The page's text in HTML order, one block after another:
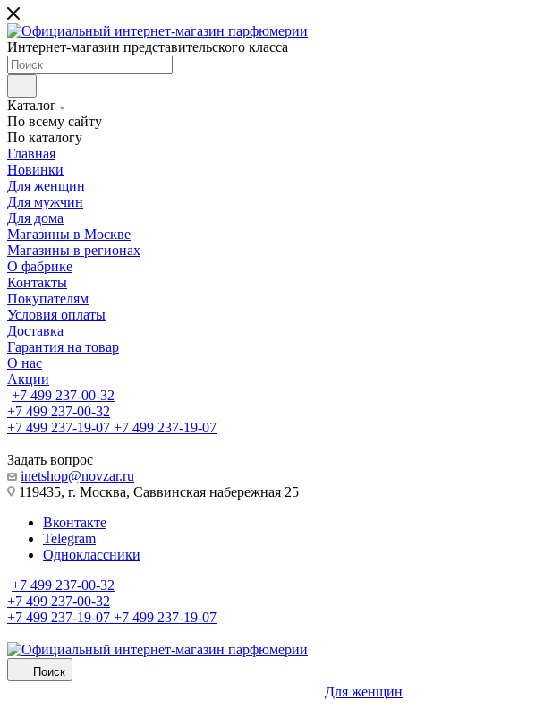
Интернет-магазин представительского класса
Каталог
По всему сайту
По каталогу
Главная
Новинки
Для женщин
Для мужчин
Для дома
Магазины в Москве
Магазины в регионах
О фабрике
Контакты
Покупателям
Условия оплаты
Доставка
Гарантия на товар
О нас
Акции
+7 499 237-00-32
+7 499 237-00-32
+7 499 237-19-07 +7 499 237-19-07
Задать вопрос
inetshop@novzar.ru
119435, г. Москва, Саввинская набережная 25
Вконтакте
Telegram
Одноклассники
+7 499 237-00-32
+7 499 237-00-32
+7 499 237-19-07 +7 499 237-19-07
Поиск
Для женщин